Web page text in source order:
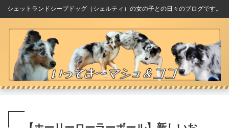
シェットランドシープドッグ（シェルティ）の女の子との日々のブログです。